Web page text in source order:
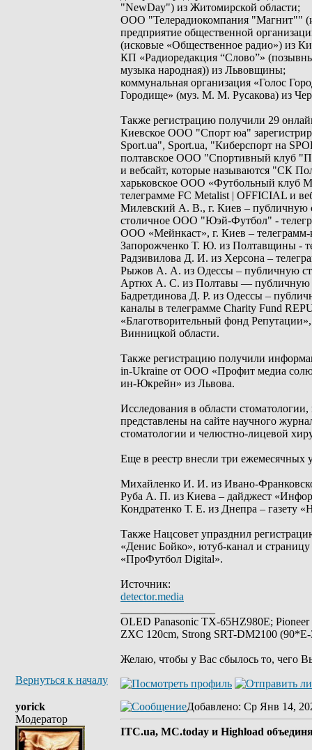
"NewDay") из Житомирской области;
ООО "Телерадиокомпания "Магнит""
предприятие общественной
(исковые «Общественное радио») из
КП «Радиоредакция “Слово”»
музыка народная)) из Львовщины;
коммунальная организация «Голос
Городище» (муз. М. М. Русакова) из
Также регистрацию получили 29
Киевское ООО "Спорт юа"
Sport.ua", Sport.ua, "Киберспорт на
полтавское ООО "Спортивный клуб
и вебсайт, которые называются "СК
харьковское ООО «Футбольный клуб
телеграмме FC Metalist | OFFICIAL и
Милевский А. В., г. Киев – публичную
столичное ООО "Юэй-Футбол" -
ООО «Мейнкаст», г. Киев – телеграмм-
Запорожченко Т. Ю. из Полтавщины -
Радзивилова Д. И. из Херсона –
Рыжов А. А. из Одессы – публичную
Артюх А. С. из Полтавы — публичную
Бадретдинова Д. Р. из Одессы –
каналы в телеграмме Charity Fund
«Благотворительный фонд
Винницкой области.
Также регистрацию получили
in-Ukraine от ООО «Профит медиа
ин-Юкрейн» из Львова.
Исследования в области
представлены на сайте научного
стоматологии и челюстно-лицевой
Еще в реестр внесли три
Михайленко И. И. из Ивано-
Руба А. П. из Киева – дайджест
Кондратенко Т. Е. из Днепра – газету
Также Нацсовет упразднил
«Денис Бойко», ютуб-канал и
«ПроФутбол Digital».
Источник:
detector.media
OLED Panasonic TX-65HZ980E;
ZXC 120cm, Strong SRT-DM2100
Желаю, чтобы у Вас сбылось то, чего
Вернуться к началу
yorick
Модератор
Добавлено: Ср Янв 14,
ITC.ua, MC.today и Highload